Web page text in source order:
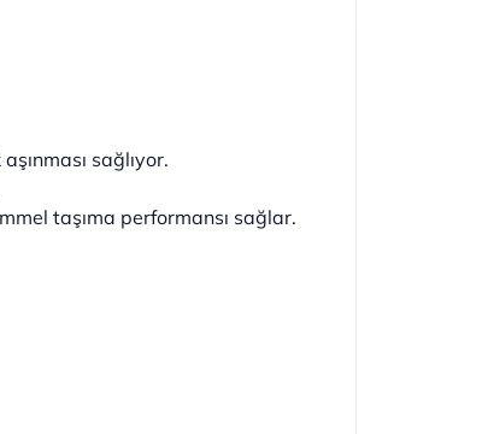
sağlıyor.
taşıma performansı sağlar.